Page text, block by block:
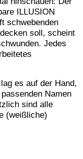
ILLUSION
schwebenden
soll, scheint
Jedes
es auf der Hand,
Namen
sind alle
(weißliche)